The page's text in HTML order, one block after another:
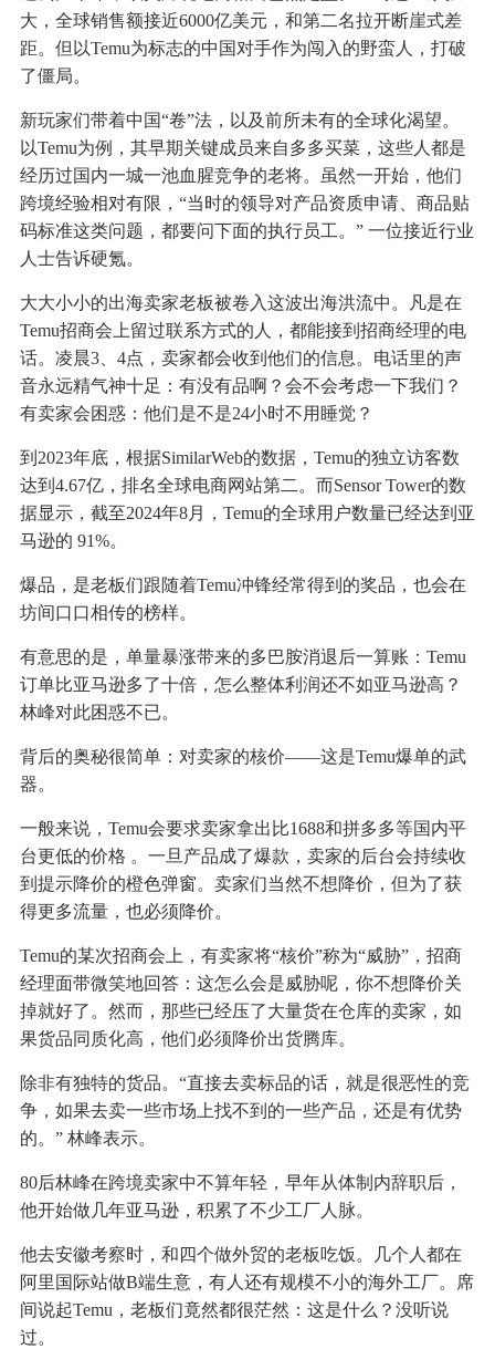
大，全球销售额接近6000亿美元，和第二名拉开断崖式差
距。但以Temu为标志的中国对手作为闯入的野蛮人，打破
了僵局。
新玩家们带着中国“卷”法，以及前所未有的全球化渴望。
以Temu为例，其早期关键成员来自多多买菜，这些人都是
经历过国内一城一池血腥竞争的老将。虽然一开始，他们
跨境经验相对有限，“当时的领导对产品资质申请、商品贴
码标准这类问题，都要问下面的执行员工。” 一位接近行业
人士告诉硬氪。
大大小小的出海卖家老板被卷入这波出海洪流中。凡是在
Temu招商会上留过联系方式的人，都能接到招商经理的电
话。凌晨3、4点，卖家都会收到他们的信息。电话里的声
音永远精气神十足：有没有品啊？会不会考虑一下我们？
有卖家会困惑：他们是不是24小时不用睡觉？
到2023年底，根据SimilarWeb的数据，Temu的独立访客数
达到4.67亿，排名全球电商网站第二。而Sensor Tower的数
据显示，截至2024年8月，Temu的全球用户数量已经达到亚
马逊的 91%。
爆品，是老板们跟随着Temu冲锋经常得到的奖品，也会在
坊间口口相传的榜样。
有意思的是，单量暴涨带来的多巴胺消退后一算账：Temu
订单比亚马逊多了十倍，怎么整体利润还不如亚马逊高？
林峰对此困惑不已。
背后的奥秘很简单：对卖家的核价——这是Temu爆单的武
器。
一般来说，Temu会要求卖家拿出比1688和拼多多等国内平
台更低的价格 。一旦产品成了爆款，卖家的后台会持续收
到提示降价的橙色弹窗。卖家们当然不想降价，但为了获
得更多流量，也必须降价。
Temu的某次招商会上，有卖家将“核价”称为“威胁”，招商
经理面带微笑地回答：这怎么会是威胁呢，你不想降价关
掉就好了。然而，那些已经压了大量货在仓库的卖家，如
果货品同质化高，他们必须降价出货腾库。
除非有独特的货品。“直接去卖标品的话，就是很恶性的竞
争，如果去卖一些市场上找不到的一些产品，还是有优势
的。” 林峰表示。
80后林峰在跨境卖家中不算年轻，早年从体制内辞职后，
他开始做几年亚马逊，积累了不少工厂人脉。
他去安徽考察时，和四个做外贸的老板吃饭。几个人都在
阿里国际站做B端生意，有人还有规模不小的海外工厂。席
间说起Temu，老板们竟然都很茫然：这是什么？没听说
过。